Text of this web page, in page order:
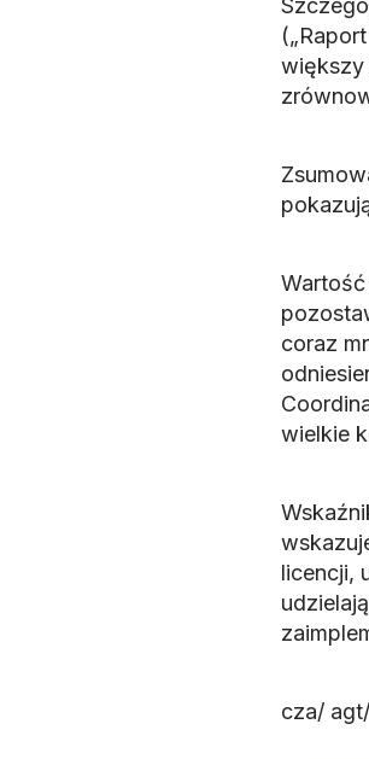
większy
coraz
wielkie
licencji,
cza/ agt/